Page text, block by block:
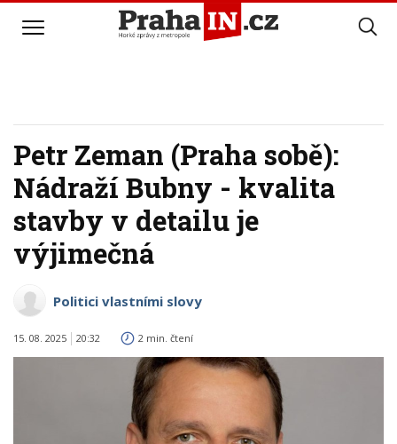
Petr Zeman (Praha sobě):
Nádraží Bubny - kvalita
stavby v detailu je
výjimečná
Politici vlastními slovy
15. 08. 2025 20:32 2 min. čtení